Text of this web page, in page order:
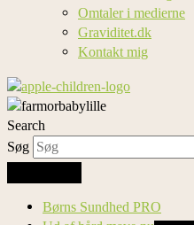
Omtaler i medierne
Graviditet.dk
Kontakt mig
Search
Søg
Børns Sundhed PRO